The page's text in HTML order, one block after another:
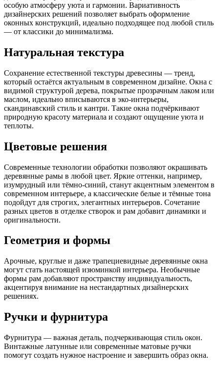
особую атмосферу уюта и гармонии. Вариативность
дизайнерских решений позволяет выбрать оформление
оконных конструкций, идеально подходящее под любой стиль
— от классики до минимализма.
Натуральная текстура
Сохранение естественной текстуры древесины — тренд,
который остаётся актуальным в современном дизайне. Окна с
видимой структурой дерева, покрытые прозрачным лаком или
маслом, идеально вписываются в эко-интерьеры,
скандинавский стиль и кантри. Такие окна подчёркивают
природную красоту материала и создают ощущение уюта и
теплоты.
Цветовые решения
Современные технологии обработки позволяют окрашивать
деревянные рамы в любой цвет. Яркие оттенки, например,
изумрудный или тёмно-синий, станут акцентным элементом в
современном интерьере, а классические белые и тёмные тона
подойдут для строгих, элегантных интерьеров. Сочетание
разных цветов в отделке створок и рам добавит динамики и
оригинальности.
Геометрия и формы
Арочные, круглые и даже трапециевидные деревянные окна
могут стать настоящей изюминкой интерьера. Необычные
формы рам добавляют пространству индивидуальность,
акцентируя внимание на нестандартных дизайнерских
решениях.
Ручки и фурнитура
Фурнитура — важная деталь, подчеркивающая стиль окон.
Винтажные латунные или современные матовые ручки
помогут создать нужное настроение и завершить образ окна.